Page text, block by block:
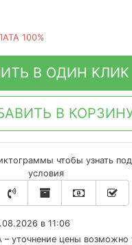
100%
В ОДИН КЛИК
В
чтобы узнать
условия
в 11:06
– уточнение цены возможно